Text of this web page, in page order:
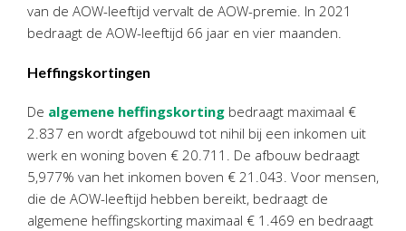
van de AOW-leeftijd vervalt de AOW-premie. In 2021
bedraagt de AOW-leeftijd 66 jaar en vier maanden.
Heffingskortingen
De algemene heffingskorting bedraagt maximaal €
2.837 en wordt afgebouwd tot nihil bij een inkomen uit
werk en woning boven € 20.711. De afbouw bedraagt
5,977% van het inkomen boven € 21.043. Voor mensen,
die de AOW-leeftijd hebben bereikt, bedraagt de
algemene heffingskorting maximaal € 1.469 en bedraagt